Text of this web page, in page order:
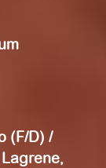
(F/D) /